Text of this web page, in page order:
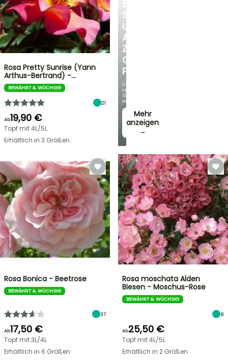
SIE
UNSERE
AUSWAHL
ZU
GÜNSTIGEN
PREISEN
Und
sparen
Sie
dabei!
Mehr
anzeigen
→
Rosa Pretty Sunrise (Yann
Arthus-Bertrand) -…
BEWÄHRT & WÜCHSIG
21
Ab19,90 €
Topf mit 4L/5L
Erhältlich in 3 Größen
Rosa Bonica - Beetrose
BEWÄHRT & WÜCHSIG
37
Ab17,50 €
Topf mit 3L/4L
Erhältlich in 6 Größen
Rosa moschata Alden
Biesen - Moschus-Rose
BEWÄHRT & WÜCHSIG
8
Ab25,50 €
Topf mit 4L/5L
Erhältlich in 2 Größen